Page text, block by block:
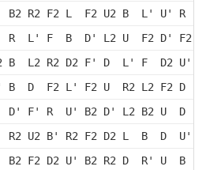
B2 R2 F2 L  F2 U2 B  L' U' R
R  L' F  B  D' L2 U  F2 D' F2
B  L2 R2 D2 F' D  L' F  D2 U'
B  D  F2 L' F2 U  R2 L2 F2 D
D' F' R  U' B2 D' L2 B2 U  D
R2 U2 B' R2 F2 D2 L  B  D  U'
F2 D2 U' B2 R2 D  R' U  B